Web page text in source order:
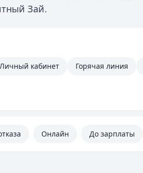
Зай.
Личный кабинет Горячая линия
Онлайн До зарплаты